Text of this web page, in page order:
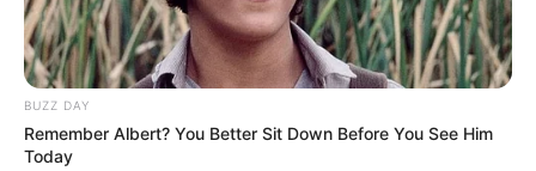
Kumpulan Cerita Pendek
dari India Mewakili 9 Rasa
Berbeda
Pria Mencari Kebenaran di
Balik Kematian Istri
BUZZ DAY
Remember Albert? You Better Sit Down Before You See Him
Today